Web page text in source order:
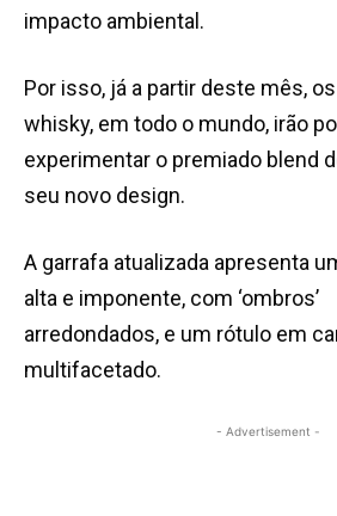
impacto ambiental.
Por isso, já a partir deste mês,
whisky, em todo o mundo, irão
experimentar o premiado blend
seu novo design.
A garrafa atualizada apresenta
alta e imponente, com ‘ombros’
arredondados, e um rótulo em
multifacetado.
- Advertisement -